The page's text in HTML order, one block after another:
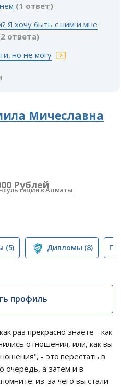
(1 ответ)
Я хочу быть с ним и мне
ответа)
но не могу
Мичеславна
Рублейв Алматы
(5) Дипломы (8)
профиль
раз прекрасно знаете - как
отношения, или, как вы
- это перестать в
очередь, а затем и в
из-за чего вы стали